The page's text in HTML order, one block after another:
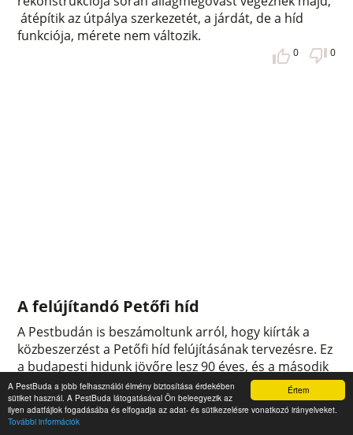
Értem
A PestBuda a jobb felhasználói élmény biztosítása érdekében
sütiket használ. A PestBuda látogatásával Ön beleegyezik az
ilyen adatfájlok fogadásába és elfogadja az adat- és sütikezelésre vonatkozó irányelveket.
További információk
átépítik az útpálya szerkezetét, a járdát, de a híd
funkciója, mérete nem változik.
0 0
A felújítandó Petőfi híd
A Pestbudán is beszámoltunk arról, hogy kiírták a
közbeszerzést a Petőfi híd felújításának tervezésre. Ez
a budapesti hidunk jövőre lesz 90 éves, és a második
felépítésének is jövőre lesz a 75. évfordulója. Tehát
nem egy fiatal hídról van szó, ráadásul évtizedekkel
ezelőtt, 1979-1980-ban esett át nagyobb mértékű